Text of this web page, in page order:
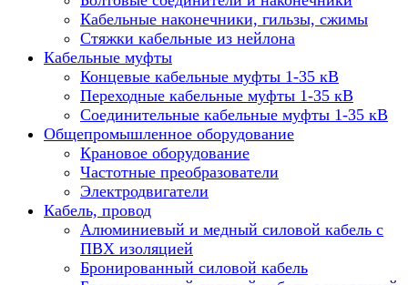
Кабельные наконечники, гильзы, сжимы
Стяжки кабельные из нейлона
Кабельные муфты
Концевые кабельные муфты 1-35 кВ
Переходные кабельные муфты 1-35 кВ
Соединительные кабельные муфты 1-35 кВ
Общепромышленное оборудование
Крановое оборудование
Частотные преобразователи
Электродвигатели
Кабель, провод
Алюминиевый и медный силовой кабель с
ПВХ изоляцией
Бронированный силовой кабель